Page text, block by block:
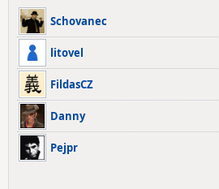
Schovanec
litovel
FildasCZ
Danny
Pejpr